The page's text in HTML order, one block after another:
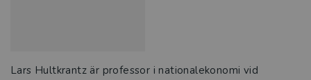
Lars Hultkrantz är professor i nationalekonomi vid